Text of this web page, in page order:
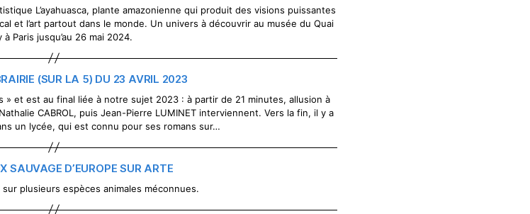
L’ayahuasca, plante amazonienne qui produit des visions puissantes
et l’art partout dans le monde. Un univers à découvrir au musée du Quai
à Paris jusqu’au 26 mai 2024.
(SUR LA 5) DU 23 AVRIL 2023
et est au final liée à notre sujet 2023 : à partir de 21 minutes, allusion à
CABROL, puis Jean-Pierre LUMINET interviennent. Vers la fin, il y a
un lycée, qui est connu pour ses romans sur…
SAUVAGE D’EUROPE SUR ARTE
plusieurs espèces animales méconnues.